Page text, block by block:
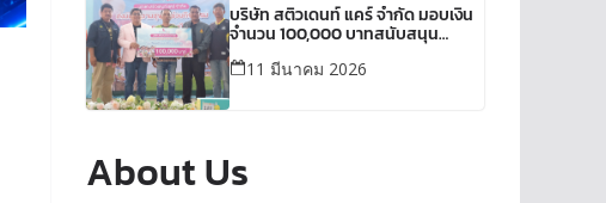
บริษัท สติวเดนท์ แคร์ จำกัด มอบเงิน
จำนวน 100,000 บาทสนับสนุน
กิจกรรมของโรงเรียน
11 มีนาคม 2026
About Us